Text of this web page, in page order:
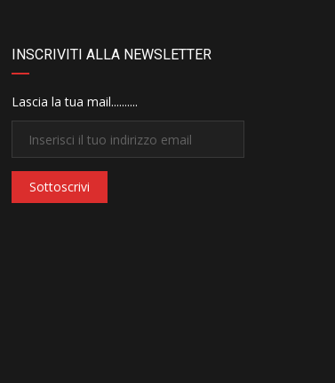
INSCRIVITI ALLA NEWSLETTER
Lascia la tua mail..........
Sottoscrivi